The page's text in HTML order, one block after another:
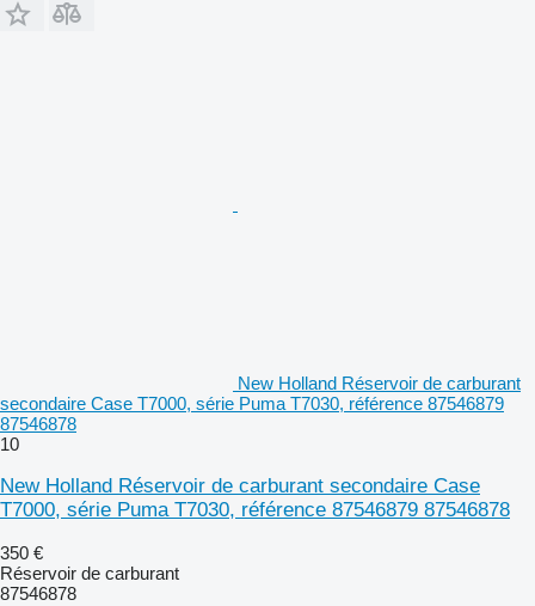
New Holland Réservoir de carburant
secondaire Case T7000, série Puma T7030, référence 87546879
87546878
10
New Holland Réservoir de carburant secondaire Case
T7000, série Puma T7030, référence 87546879 87546878
350 €
Réservoir de carburant
87546878